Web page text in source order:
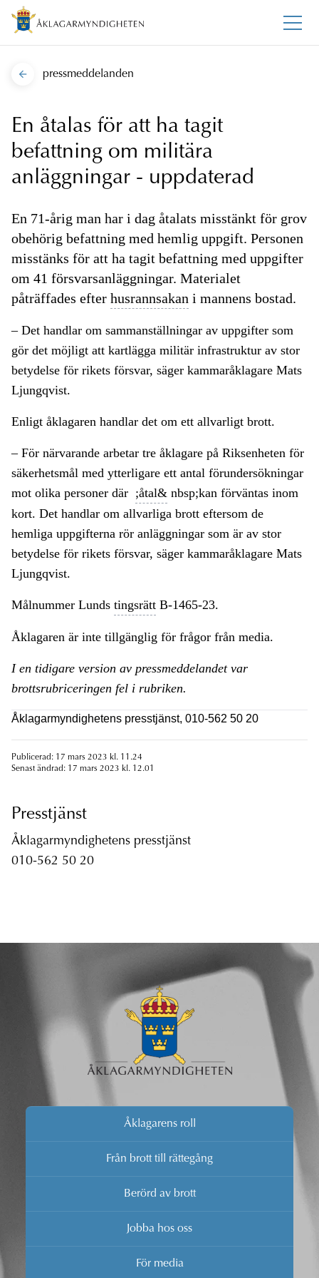
pressmeddelanden
En åtalas för att ha tagit
befattning om militära
anläggningar - uppdaterad
En 71-årig man har i dag åtalats misstänkt för grov
obehörig befattning med hemlig uppgift. Personen
misstänks för att ha tagit befattning med uppgifter
om 41 försvarsanläggningar. Materialet
påträffades efter husrannsakan i mannens bostad.
– Det handlar om sammanställningar av uppgifter som
gör det möjligt att kartlägga militär infrastruktur av stor
betydelse för rikets försvar, säger kammaråklagare Mats
Ljungqvist.
Enligt åklagaren handlar det om ett allvarligt brott.
– För närvarande arbetar tre åklagare på Riksenheten för
säkerhetsmål med ytterligare ett antal förundersökningar
mot olika personer där ;åtal& nbsp;kan förväntas inom
kort. Det handlar om allvarliga brott eftersom de
hemliga uppgifterna rör anläggningar som är av stor
betydelse för rikets försvar, säger kammaråklagare Mats
Ljungqvist.
Målnummer Lunds tingsrätt B-1465-23.
Åklagaren är inte tillgänglig för frågor från media.
I en tidigare version av pressmeddelandet var
brottsrubriceringen fel i rubriken.
Åklagarmyndighetens presstjänst, 010-562 50 20
Publicerad: 17 mars 2023 kl. 11.24
Senast ändrad: 17 mars 2023 kl. 12.01
Presstjänst
Åklagarmyndighetens presstjänst
010-562 50 20
Åklagarens roll
Från brott till rättegång
Berörd av brott
Jobba hos oss
För media